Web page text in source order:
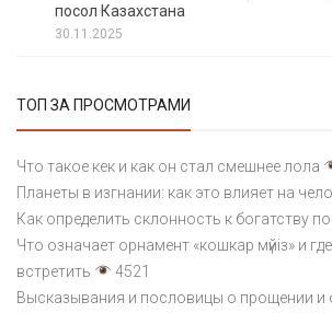
посол Казахстана
30.11.2025
ТОП ЗА ПРОСМОТРАМИ
Что такое кек и как он стал смешнее лола
Планеты в изгнании: как это влияет на
Как определить склонность к богатству
Что означает орнамент «кошкар мүйіз» и
встретить
4521
Высказывания и пословицы о прощении и